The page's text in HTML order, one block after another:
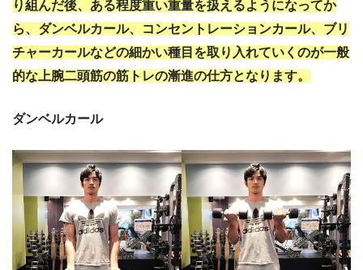
り組んだ後、ある程度重い重量を扱えるようになってか
ら、ダンベルカール、コンセントレーションカール、ブリ
チャーカールなどの細かい種目を取り入れていくのが一般
的な上腕二頭筋の筋トレの漸進の仕方となります。
ダンベルカール